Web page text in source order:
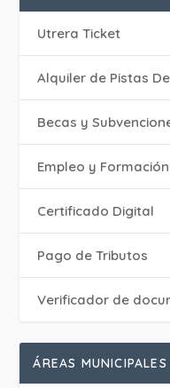
Utrera Ticket
Alquiler de Pistas
Becas y
Empleo y Formación
Certificado Digital
Pago de Tributos
Verificador de
ÁREAS MUNICIPALES